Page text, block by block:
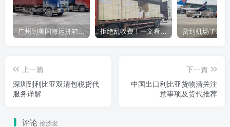
广州到美国海运拼箱多少钱？2024年最新运费构成+隐藏费用避坑指南 拒绝乱收费！一文看懂中国货代计费套路，教你避开所有隐形坑
上一篇
深圳到利比亚双清包税货代
服务详解
下一篇
中国出口利比亚货物清关注
意事项及货代推荐
评论 抢沙发